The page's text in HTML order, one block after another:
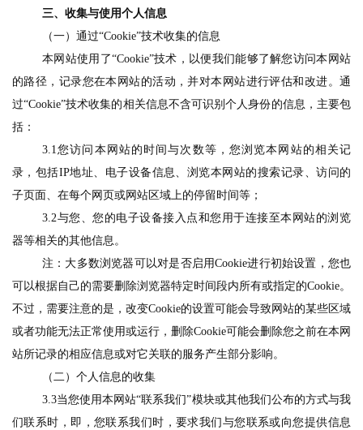
三、收集与使用个人信息
（一）通过“Cookie”技术收集的信息
本网站使用了“Cookie”技术，以便我们能够了解您访问本网站
的路径，记录您在本网站的活动，并对本网站进行评估和改进。通
过“Cookie”技术收集的相关信息不含可识别个人身份的信息，主要包
括：
3.1您访问本网站的时间与次数等，您浏览本网站的相关记
录，包括IP地址、电子设备信息、浏览本网站的搜索记录、访问的
子页面、在每个网页或网站区域上的停留时间等；
3.2与您、您的电子设备接入点和您用于连接至本网站的浏览
器等相关的其他信息。
注：大多数浏览器可以对是否启用Cookie进行初始设置，您也
可以根据自己的需要删除浏览器特定时间段内所有或指定的Cookie。
不过，需要注意的是，改变Cookie的设置可能会导致网站的某些区域
或者功能无法正常使用或运行，删除Cookie可能会删除您之前在本网
站所记录的相应信息或对它关联的服务产生部分影响。
（二）个人信息的收集
3.3当您使用本网站“联系我们”模块或其他我们公布的方式与我
们联系时，即，您联系我们时，要求我们与您联系或向您提供信息